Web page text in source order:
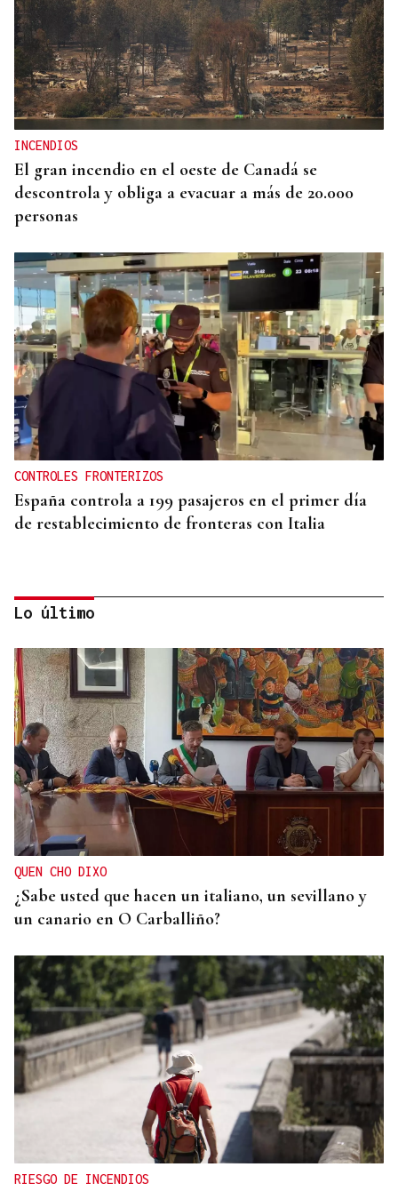
INCENDIOS
El gran incendio en el oeste de Canadá se
descontrola y obliga a evacuar a más de 20.000
personas
CONTROLES FRONTERIZOS
España controla a 199 pasajeros en el primer día
de restablecimiento de fronteras con Italia
ECLIPSE EN ESPAÑA
Iberia fletará un vuelo especial para contemplar el
eclipse total de Sol desde el aire
Lo último
QUEN CHO DIXO
¿Sabe usted que hacen un italiano, un sevillano y
un canario en O Carballiño?
RIESGO DE INCENDIOS